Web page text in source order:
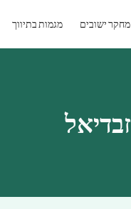
מחקר ישובים מגמות בתיווך
זבדיאל